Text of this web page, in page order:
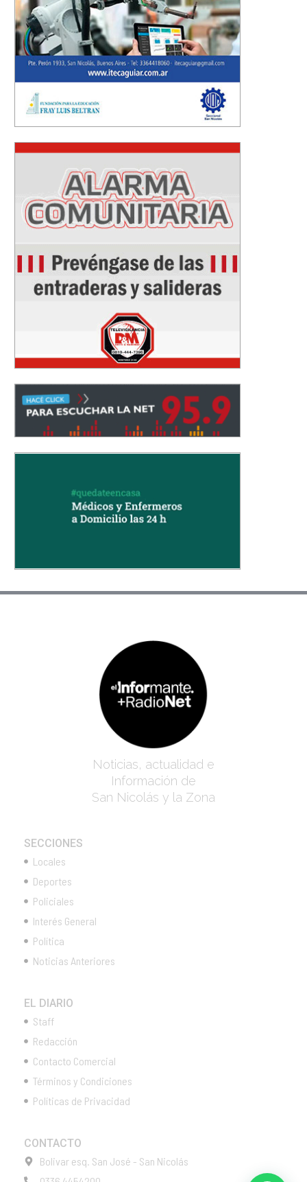
Noticias, actualidad e
Información de
San Nicolás y la Zona
SECCIONES
Locales
Deportes
Policiales
Interés General
Política
Noticias Anteriores
EL DIARIO
Staff
Redacción
Contacto Comercial
Términos y Condiciones
Políticas de Privacidad
CONTACTO
Bolivar esq. San José - San Nicolás